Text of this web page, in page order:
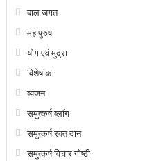
बाल जगत
महापुरुष
योग एवं मुद्रा
विशेषांक
व्यंजन
समुत्कर्ष ब्लॉग
समुत्कर्ष रक्त दान
समुत्कर्ष विचार गोष्ठी